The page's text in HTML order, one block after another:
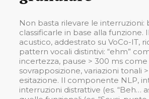
Non basta rilevare le interruzioni:
classificarle in base alla funzione.
acustico, addestrato su VoCo-IT,
pattern vocali distintivi: “ehm”
incertezza, pause > 300 ms come
sovrapposizione, variazioni tonali
esitazione. Il componente NLP,
interruzioni distrattive (es. “Beh…